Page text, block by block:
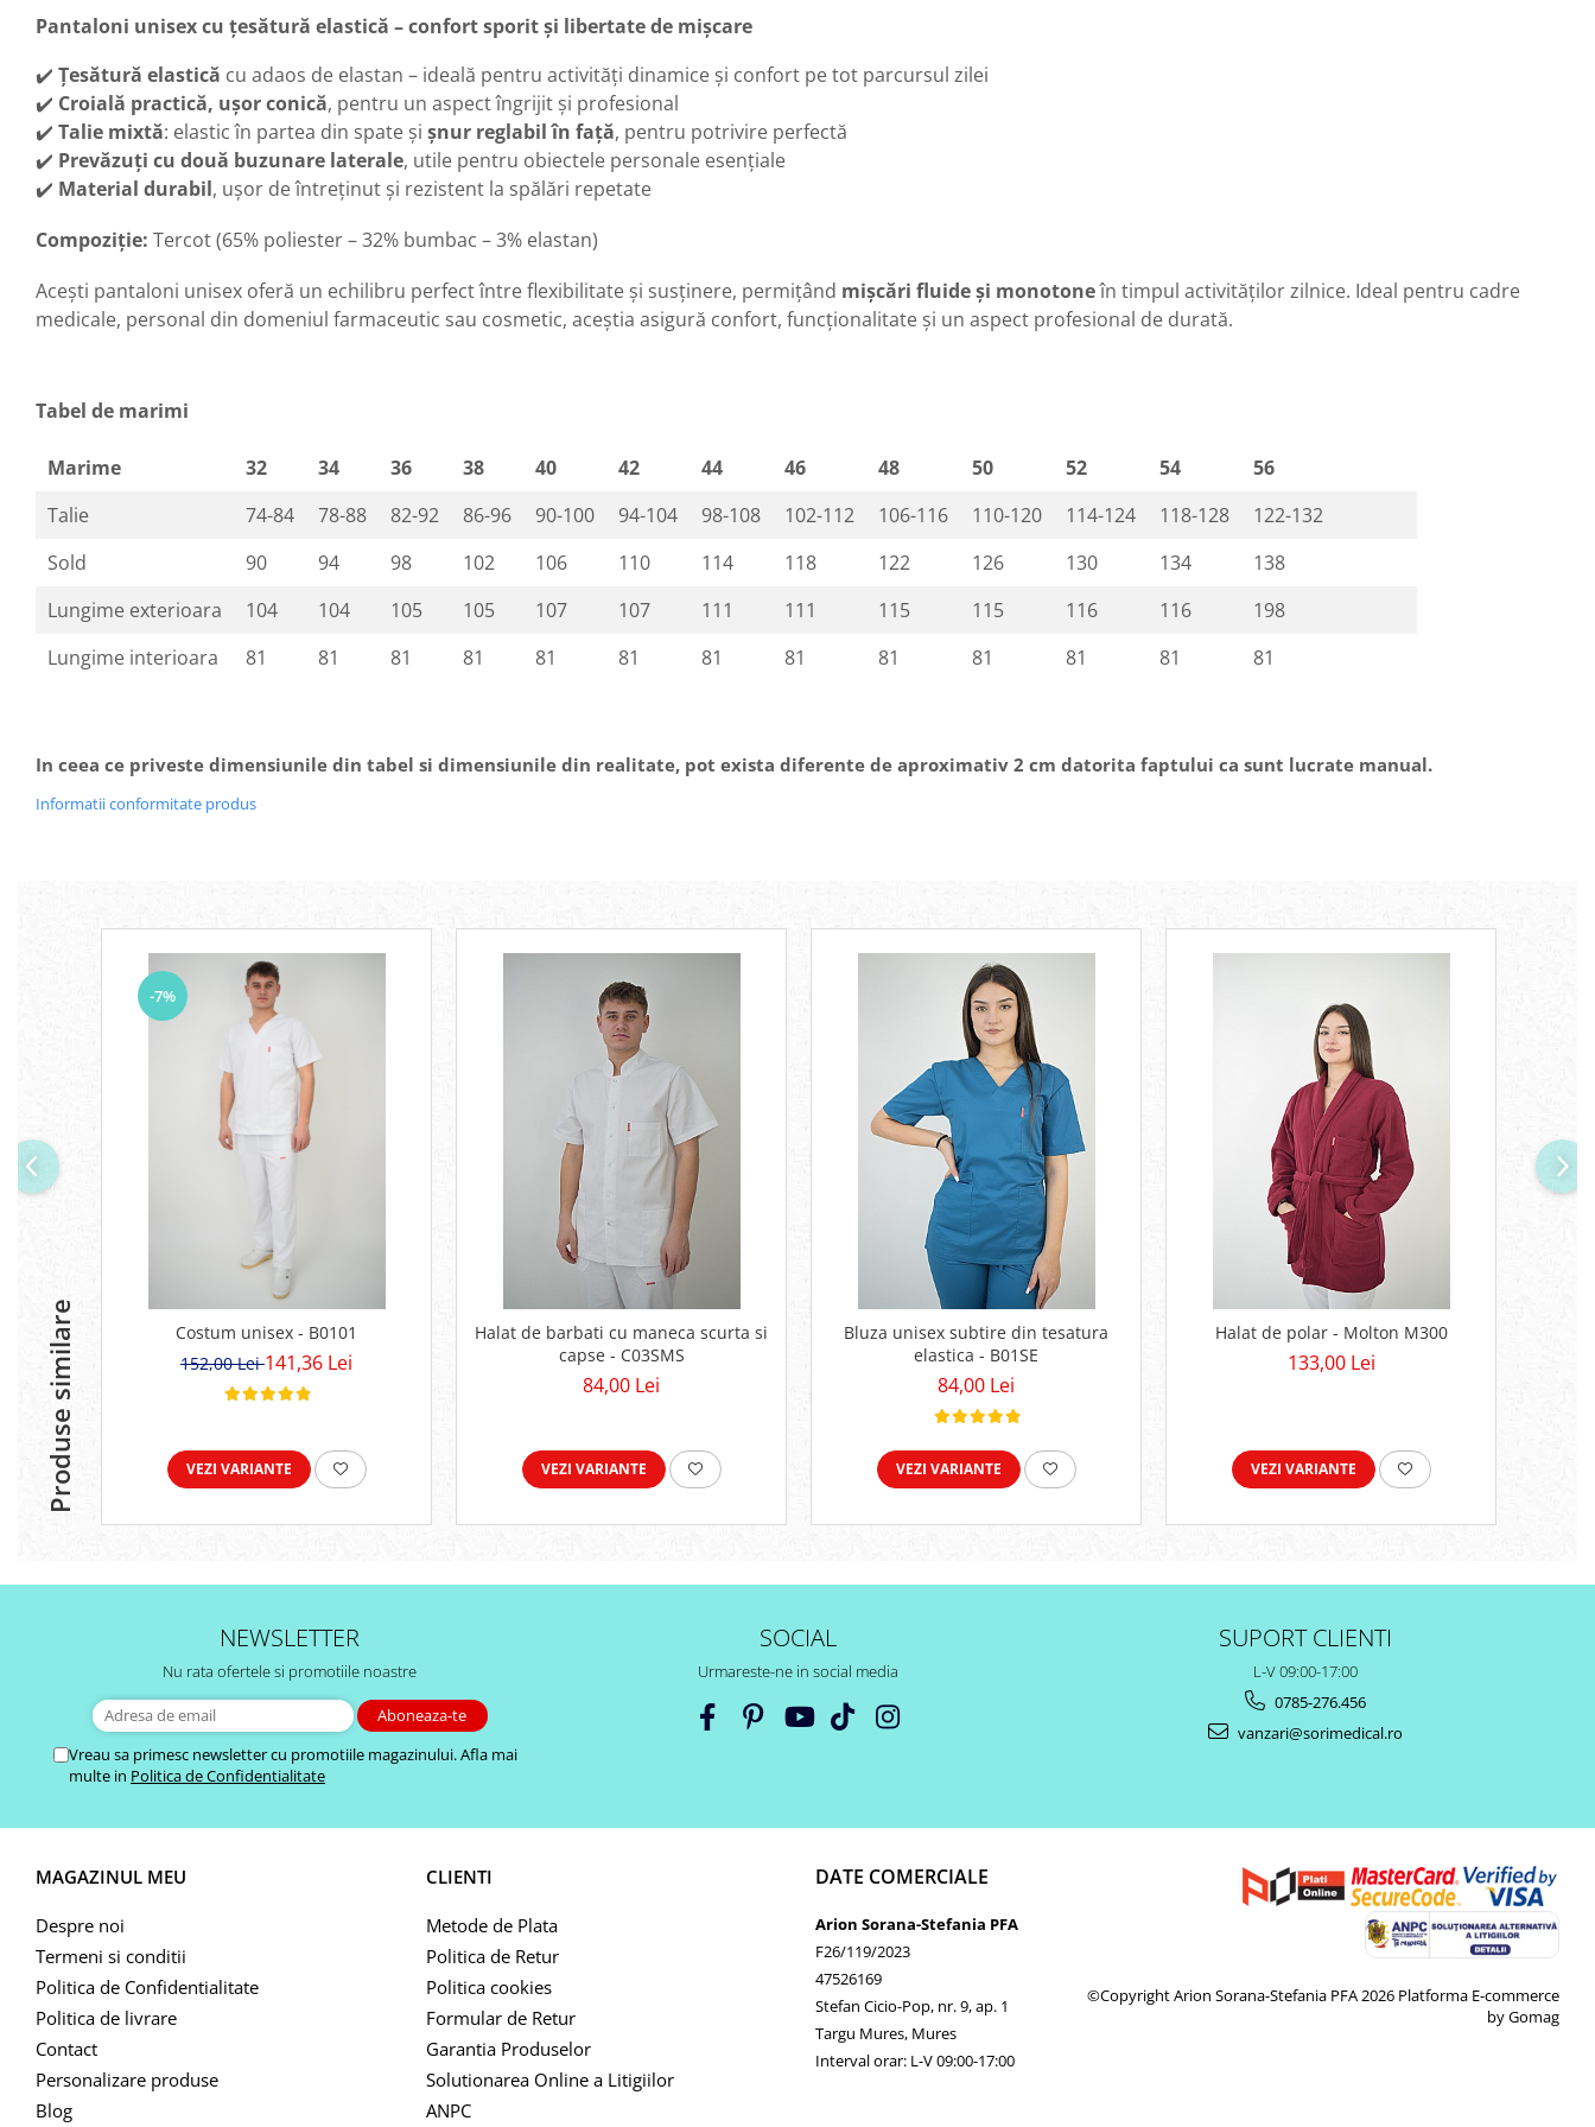
Pantaloni unisex cu țesătură elastică – confort sporit și libertate de mișcare
✔️ Țesătură elastică cu adaos de elastan – ideală pentru activități dinamice și confort pe tot parcursul zilei
✔️ Croială practică, ușor conică, pentru un aspect îngrijit și profesional
✔️ Talie mixtă: elastic în partea din spate și șnur reglabil în față, pentru potrivire perfectă
✔️ Prevăzuți cu două buzunare laterale, utile pentru obiectele personale esențiale
✔️ Material durabil, ușor de întreținut și rezistent la spălări repetate
Compoziție: Tercot (65% poliester – 32% bumbac – 3% elastan)
Acești pantaloni unisex oferă un echilibru perfect între flexibilitate și susținere, permițând mișcări fluide și monotoneîn timpul activităților zilnice. Ideal pentru cadre
medicale, personal din domeniul farmaceutic sau cosmetic, aceștia asigură confort, funcționalitate și un aspect profesional de durată.
Tabel de marimi
Marime 32 34 36 38 40 42 44 46 48 50 52 54
56
Talie
74-84 78-88 82-92 86-96 90-100 94-104 98-108 102-112 106-116 110-120 114-124 118-128
122-132
Sold
90 94 98 102 106 110 114 118 122 126 130 134
138
Lungime exterioara
104 104 105 105 107 107 111 111 115 115 116 116
198
Lungime interioara
81 81 81 81 81 81 81 81 81 81 81 81 81
In ceea ce priveste dimensiunile din tabel si dimensiunile din realitate, pot exista diferente de aproximativ 2 cm datorita faptului ca sunt lucrate manual.
Informatii conformitate produs
Produse similare
-7%
Costum unisex - B0101
152,00 Lei141,36 Lei
VEZI VARIANTE
Halat de barbati cu maneca scurta si
capse - C03SMS
84,00 Lei
VEZI VARIANTE
Bluza unisex subtire din tesatura
elastica - B01SE
84,00 Lei
VEZI VARIANTE
Halat de polar - Molton M300
133,00 Lei
VEZI VARIANTE
NEWSLETTER
Nu rata ofertele si promotiile noastre
Vreau sa primesc newsletter cu promotiile magazinului. Afla mai
multe in Politica de Confidentialitate
SOCIAL
Urmareste-ne in social media
SUPORT CLIENTI
L-V 09:00-17:00
0785-276.456
vanzari@sorimedical.ro
MAGAZINUL MEU
Despre noi
Termeni si conditii
Politica de Confidentialitate
Politica de livrare
Contact
Personalizare produse
Blog
CLIENTI
Metode de Plata
Politica de Retur
Politica cookies
Formular de Retur
Garantia Produselor
Solutionarea Online a Litigiilor
ANPC
DATE COMERCIALE
Arion Sorana-Stefania PFA
F26/119/2023
47526169
Stefan Cicio-Pop, nr. 9, ap. 1
Targu Mures, Mures
Interval orar: L-V 09:00-17:00
©Copyright Arion Sorana-Stefania PFA 2026 Platforma E-commerce
by Gomag